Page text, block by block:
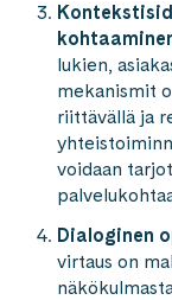
lukien,
mekanismit
riittävällä ja
voidaan
Dialoginen
virtaus on